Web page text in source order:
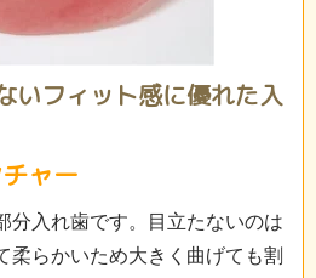
いフィット感に優れた入
ャー
分入れ歯です。目立たないのは
柔らかいため大きく曲げても割